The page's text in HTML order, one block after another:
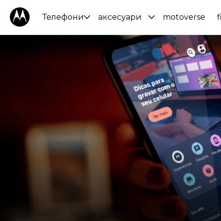
Телефони аксесуари motoverse